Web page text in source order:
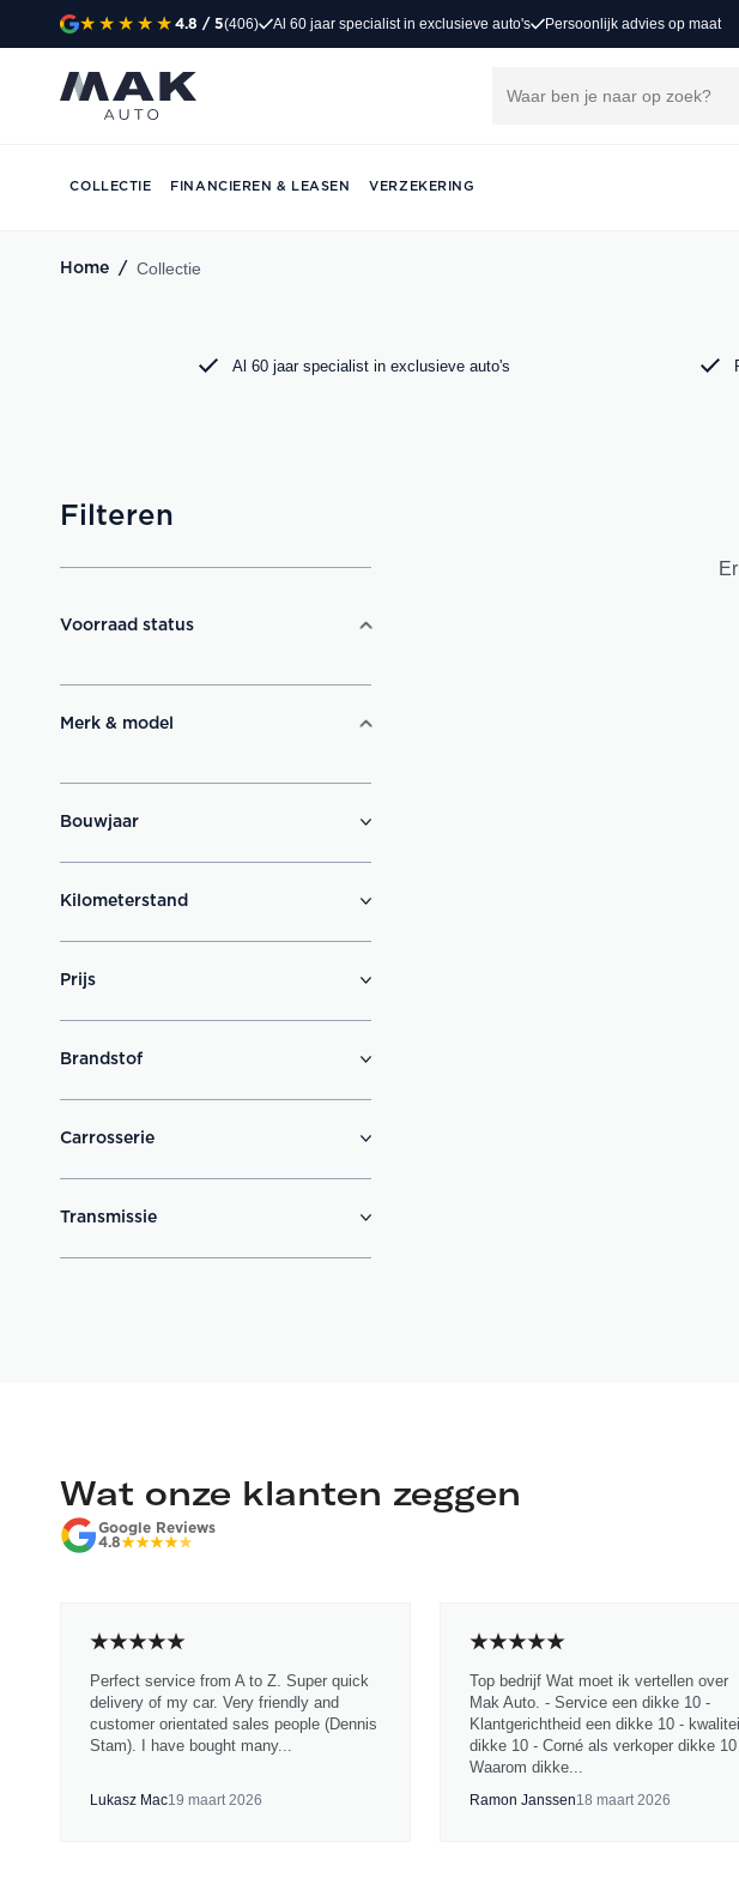
4.8 / 5(406) Al 60 jaar specialist in exclusieve auto's Persoonlijk advies op maat
COLLECTIE FINANCIEREN & LEASEN VERZEKERING
Home / Collectie
Exclusieve occasions
Jong gebruikt, grondig gecontroleerd en klaar voor een nieuw
Al 60 jaar specialist in exclusieve auto's
Filteren
Voorraad status
Merk & model
Bouwjaar
Kilometerstand
Prijs
Brandstof
Carrosserie
Transmissie
Wat onze klanten zeggen
Google Reviews
4.8
Perfect service from A to Z. Super quick
delivery of my car. Very friendly and
customer orientated sales people (Dennis
Stam). I have bought many...
Lukasz Mac19 maart 2026
Top bedrijf Wat moet ik vertellen over
Mak Auto. - Service een dikke 10 -
Klantgerichtheid een dikke 10 -
dikke 10 - Corné als verkoper dikke 10
Waarom dikke...
Ramon Janssen18 maart 2026